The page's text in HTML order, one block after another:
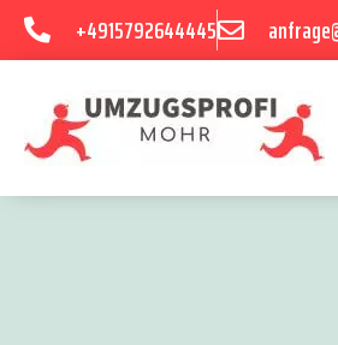
+4915792644445